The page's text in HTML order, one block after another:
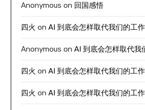
Anonymous on 回国感悟
四火 onAI 到底会怎样取代我们的工作
Anonymous onAI 到底会怎样取代我
四火 onAI 到底会怎样取代我们的工作
四火 onAI 到底会怎样取代我们的工作